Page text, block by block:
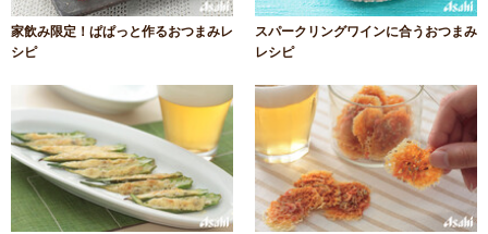
家飲み限定！ぱぱっと作るおつまみレ
シピ
スパークリングワインに合うおつまみ
レシピ